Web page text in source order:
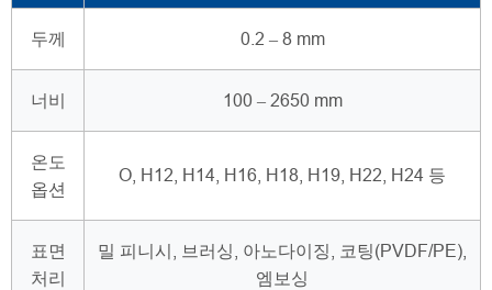
두께 0.2 – 8 mm
너비 100 – 2650 mm
온도
옵션
O, H12, H14, H16, H18, H19, H22, H24 등
표면
처리
밀 피니시, 브러싱, 아노다이징, 코팅(PVDF/PE),
엠보싱